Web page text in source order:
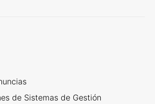
de Sistemas de Gestión